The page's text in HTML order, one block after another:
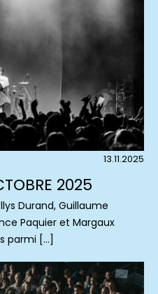
13.11.2025
2025
Durand, Guillaume
Paquier et Margaux
parmi […]